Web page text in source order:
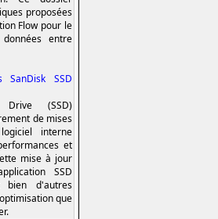
proposées
Flow pour le
entre
SSD
Drive (SSD)
de mises
interne
et
mise à jour
SSD
bien d'autres
que